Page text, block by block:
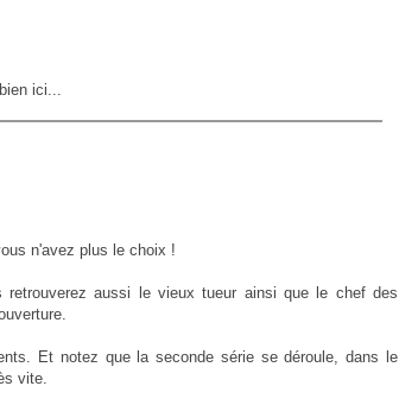
ici...
n'avez plus le choix !
retrouverez aussi le vieux tueur ainsi que le chef des
Et notez que la seconde série se déroule, dans le
vite.